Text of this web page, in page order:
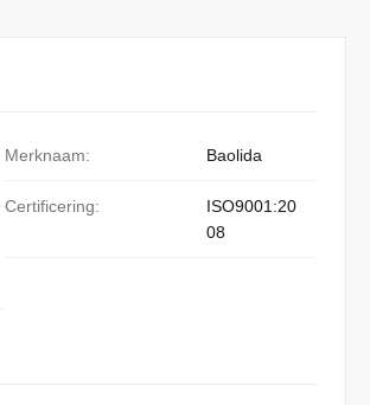
Merknaam: Baolida
Certificering:
ISO9001:20
08